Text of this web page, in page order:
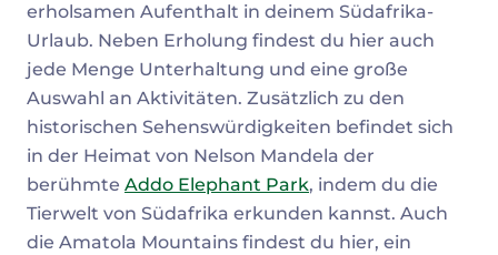
erholsamen Aufenthalt in deinem Südafrika-
Urlaub. Neben Erholung findest du hier auch
jede Menge Unterhaltung und eine große
Auswahl an Aktivitäten. Zusätzlich zu den
historischen Sehenswürdigkeiten befindet sich
in der Heimat von Nelson Mandela der
berühmte Addo Elephant Park, indem du die
Tierwelt von Südafrika erkunden kannst. Auch
die Amatola Mountains findest du hier, ein